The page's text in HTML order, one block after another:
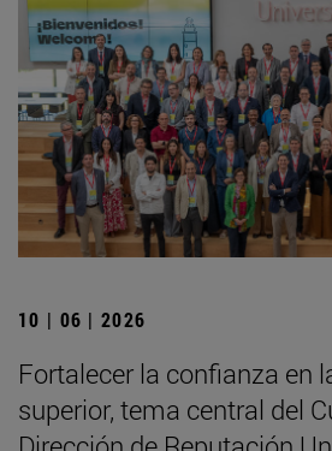
10 | 06 | 2026
Fortalecer la confianza en
superior, tema central del